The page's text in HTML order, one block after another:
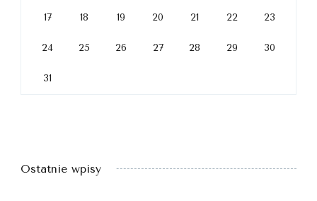
17 18 19 20 21 22 23
24 25 26 27 28 29 30
31
Ostatnie wpisy